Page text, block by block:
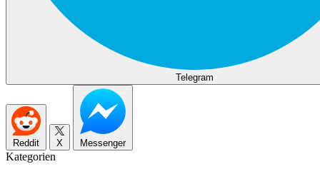
Telegram
Reddit X Messenger
Kategorien